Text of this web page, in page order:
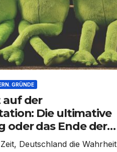
GRÜNDE
auf der
Die ultimative
oder das Ende der
Deutschland die Wahrheit